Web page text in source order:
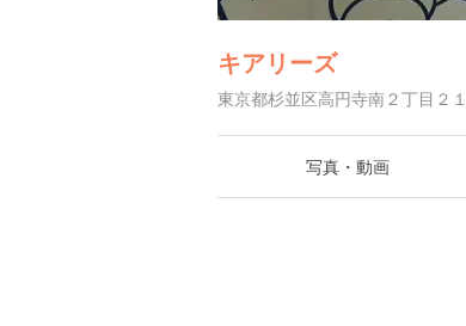
キアリーズ
東京都杉並区高円寺南２丁目２１
写真・動画